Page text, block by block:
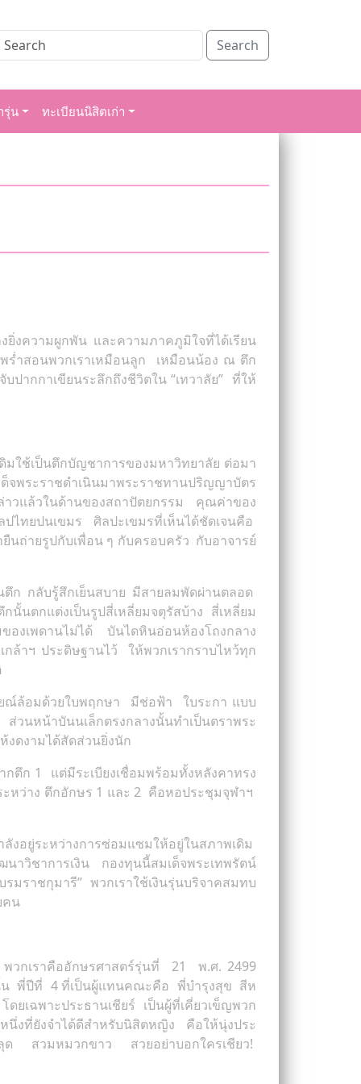
Search
รุ่น ทะเบียนนิสิตเก่า
ยิ่งความผูกพัน และความภาคภูมิใจที่ได้เรียน
ร่ำสอนพวกเราเหมือนลูก เหมือนน้อง ณ ตึก
ากกาเขียนระลึกถึงชีวิตใน “เทวาลัย” ที่ให้
มใช้เป็นตึกบัญชาการของมหาวิทยาลัย ต่อมา
จพระราชดำเนินมาพระราชทานปริญญาบัตร
วแล้วในด้านของสถาปัตยกรรม คุณค่าของ
ไทยปนเขมร ศิลปะเขมรที่เห็นได้ชัดเจนคือ
ถ่ายรูปกับเพื่อน ๆ กับครอบครัว กับอาจารย์
ก กลับรู้สึกเย็นสบาย มีสายลมพัดผ่านตลอด
นตกแต่งเป็นรูปสี่เหลี่ยมจตุรัสบ้าง สี่เหลี่ยม
องเพดานไม่ได้ บันไดหินอ่อนห้องโถงกลาง
ล้าฯ ประดิษฐานไว้ ให้พวกเรากราบไหว้ทุก
ยณ์ล้อมด้วยใบพฤกษา มีช่อฟ้า ใบระกา แบบ
นหน้าบันนเล็กตรงกลางนั้นทำเป็นตราพระ
งดงามได้สัดส่วนยิ่งนัก
ตึก 1 แต่มีระเบียงเชื่อมพร้อมทั้งหลังคาทรง
หว่าง ตึกอักษร 1 และ 2 คือหอประชุมจุฬาฯ
ยู่ระหว่างการซ่อมแซมให้อยู่ในสภาพเดิม
าวิชาการเงิน กองทุนนี้สมเด็จพระเทพรัตน์
ราชกุมารี” พวกเราใช้เงินรุ่นบริจาคสมทบ
คน
พวกเราคืออักษรศาสตร์รุ่นที่ 21 พ.ศ. 2499
นั้น พี่ปีที่ 4 ที่เป็นผู้แทนคณะคือ พี่บำรุงสุข สีห
เฉพาะประธานเชียร์ เป็นผู้ที่เคี่ยวเข็ญพวก
งที่ยังจำได้ดีสำหรับนิสิตหญิง คือให้นุ่งประ
ลุด สวมหมวกขาว สวยอย่าบอกใครเชียว!